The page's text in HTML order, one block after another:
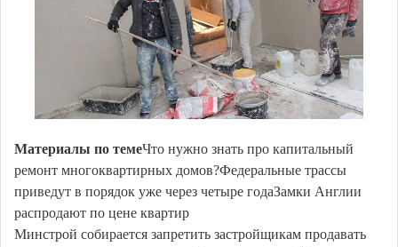
Материалы по темеЧто нужно знать про капитальный
ремонт многоквартирных домов?Федеральные трассы
приведут в порядок уже через четыре годаЗамки Англии
распродают по цене квартир
Минстрой собирается запретить застройщикам продавать